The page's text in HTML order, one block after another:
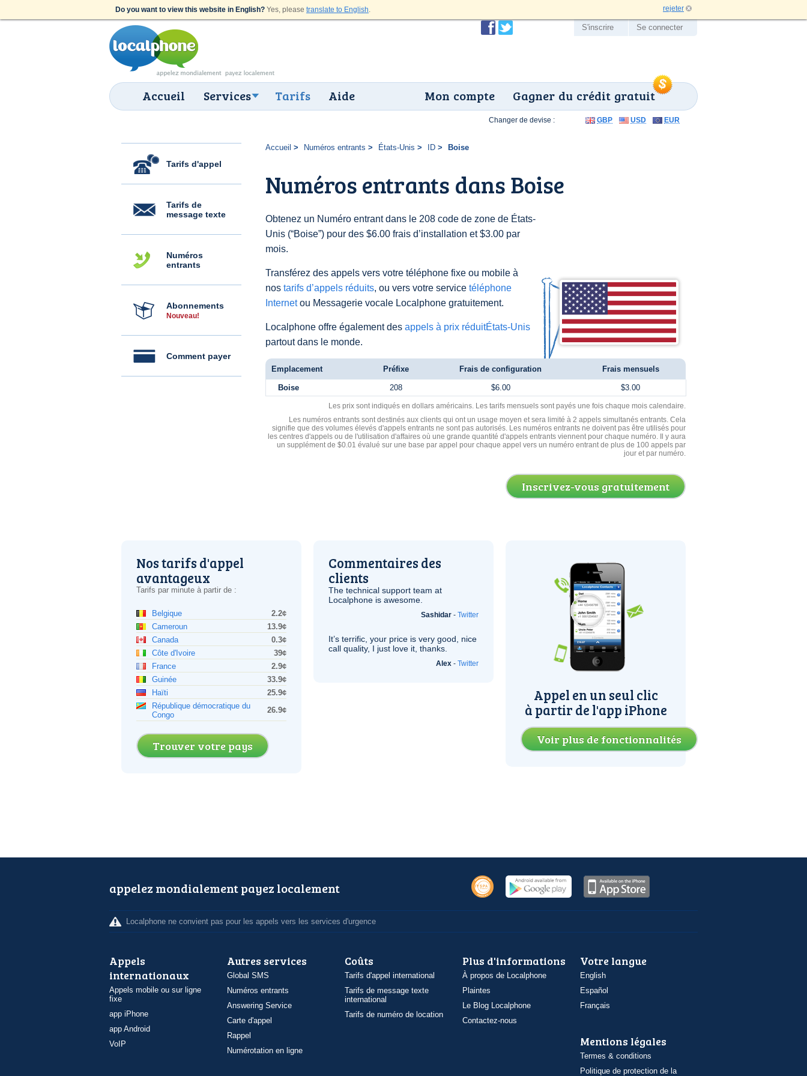
Do you want to view this website in English? Yes, please translate to English. rejeter
Accueil Services Tarifs Aide Gagner du crédit gratuit
Mon compte
S'inscrire Se connecter
Tarifs d'appel
Tarifs de
message texte
Numéros
entrants
Abonnements
Nouveau!
Comment payer
Accueil Numéros entrants États-Unis ID Boise
Numéros entrants dans Boise
Obtenez un Numéro entrant dans le 208 code de zone de États-
Unis (“Boise”) pour des $6.00 frais d’installation et $3.00 par
mois.
Transférez des appels vers votre téléphone fixe ou mobile à
nos tarifs d’appels réduits, ou vers votre service téléphone
Internetou Messagerie vocale Localphone gratuitement.
Localphone offre également des appels à prix réduitÉtats-Unis
partout dans le monde.
Changer de devise : GBP USD EUR
Emplacement Préfixe Frais de configuration Frais mensuels
Boise 208 $6.00 $3.00
Les prix sont indiqués en dollars américains. Les tarifs mensuels sont payés une fois chaque mois calendaire.
Les numéros entrants sont destinés aux clients qui ont un usage moyen et sera limité à 2 appels simultanés entrants. Cela
signifie que des volumes élevés d'appels entrants ne sont pas autorisés. Les numéros entrants ne doivent pas être utilisés pour
les centres d'appels ou de l'utilisation d'affaires où une grande quantité d'appels entrants viennent pour chaque numéro. Il y aura
un supplément de $0.01 évalué sur une base par appel pour chaque appel vers un numéro entrant de plus de 100 appels par
jour et par numéro.
Inscrivez-vous gratuitement
Nos tarifs d'appel
avantageux
Tarifs par minute à partir de :
Belgique
2.2¢
Cameroun
13.9¢
Canada
0.3¢
Côte d'Ivoire
39¢
France
2.9¢
Guinée
33.9¢
Haïti
25.9¢
République démocratique du
Congo
26.9¢
Trouver votre pays
Commentaires des
clients
The technical support team at
Localphone is awesome.
Sashidar - Twitter
It’s terrific, your price is very good, nice
call quality, I just love it, thanks.
Alex - Twitter
Appel en un seul clic
à partir de l'app iPhone
Voir plus de fonctionnalités
appelez mondialement payez localement
Localphone ne convient pas pour les appels vers les services d'urgence
Appels
internationaux
Appels mobile ou sur ligne
fixe
app iPhone
app Android
VoIP
Autres services
Global SMS
Numéros entrants
Answering Service
Carte d'appel
Rappel
Numérotation en ligne
Coûts
Tarifs d'appel international
Tarifs de message texte
international
Tarifs de numéro de location
Plus d'informations
À propos de Localphone
Plaintes
Le Blog Localphone
Contactez-nous
Votre langue
English
Español
Français
Mentions légales
Termes & conditions
Politique de protection de la